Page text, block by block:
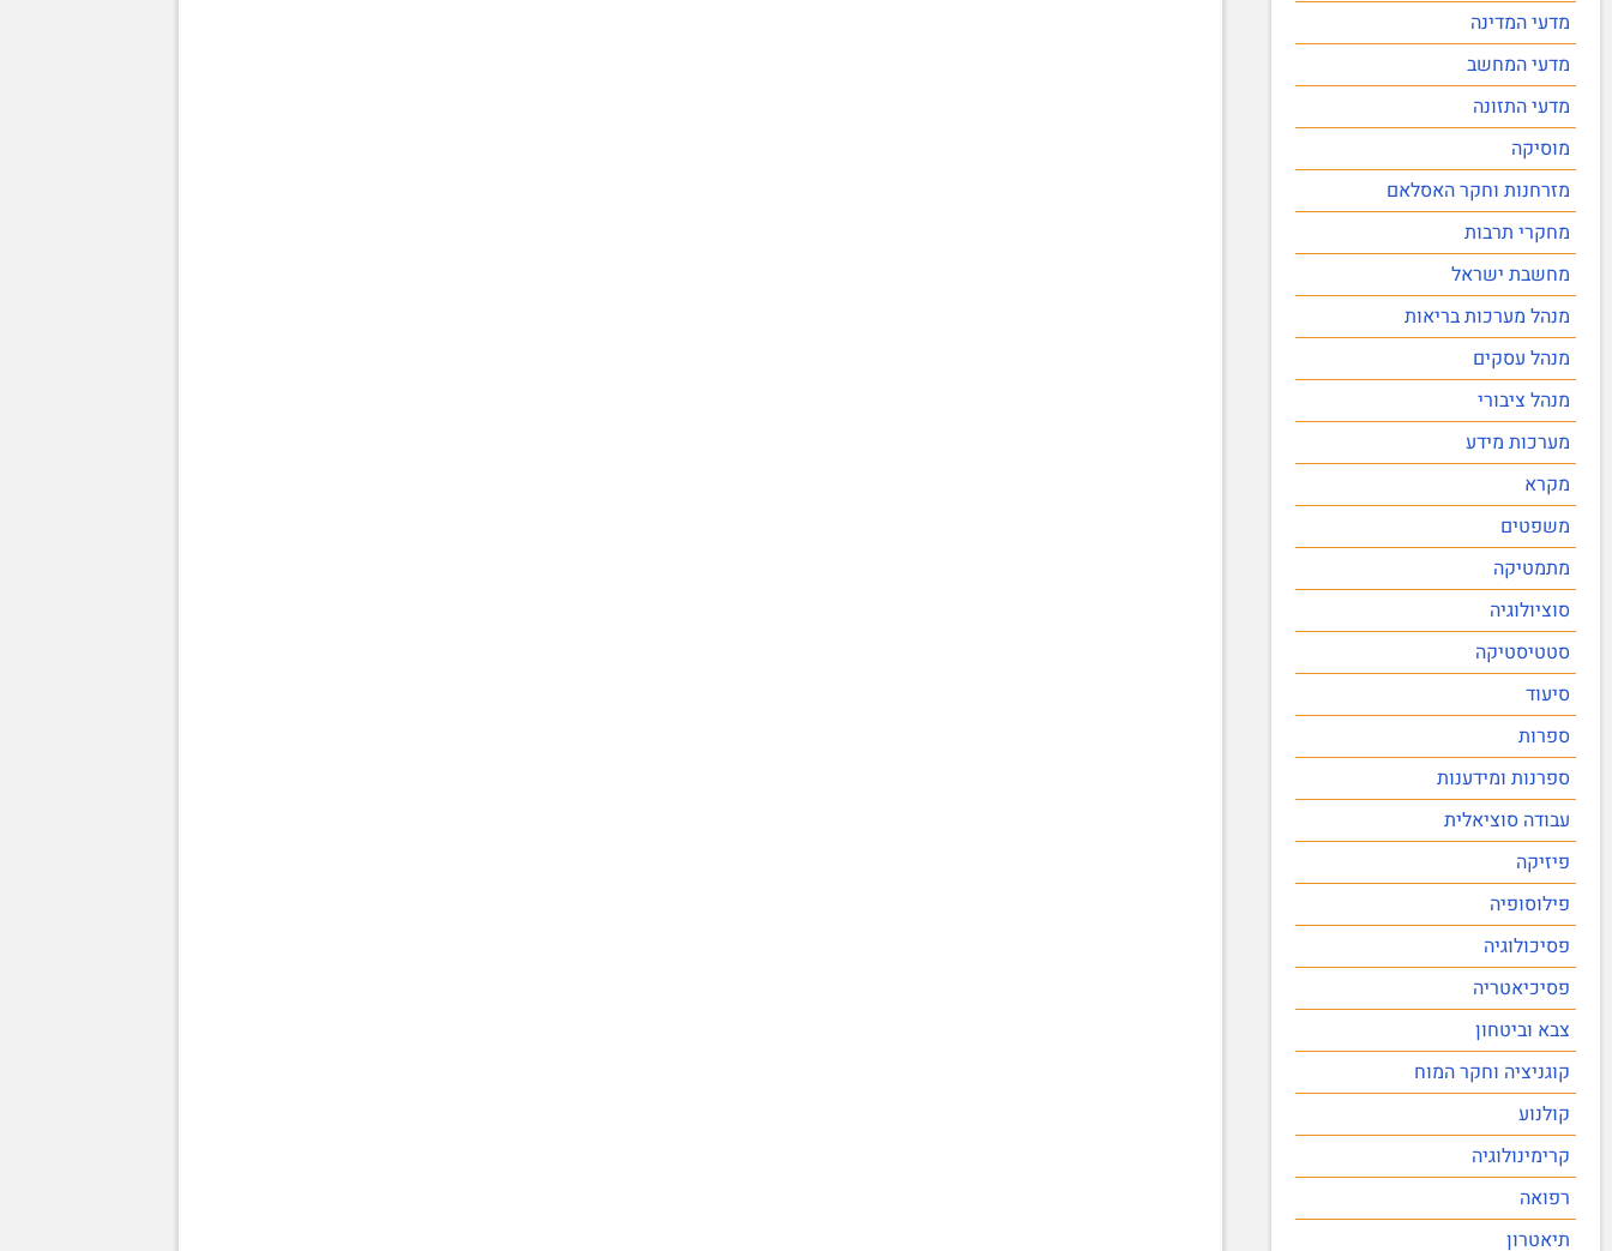
מדעי המדינה
מדעי המחשב
מדעי התזונה
מוסיקה
מזרחנות וחקר האסלאם
מחקרי תרבות
מחשבת ישראל
מנהל מערכות בריאות
מנהל עסקים
מנהל ציבורי
מערכות מידע
מקרא
משפטים
מתמטיקה
סוציולוגיה
סטטיסטיקה
סיעוד
ספרות
ספרנות ומידענות
עבודה סוציאלית
פיזיקה
פילוסופיה
פסיכולוגיה
פסיכיאטריה
צבא וביטחון
קוגניציה וחקר המוח
קולנוע
קרימינולוגיה
רפואה
תיאטרון